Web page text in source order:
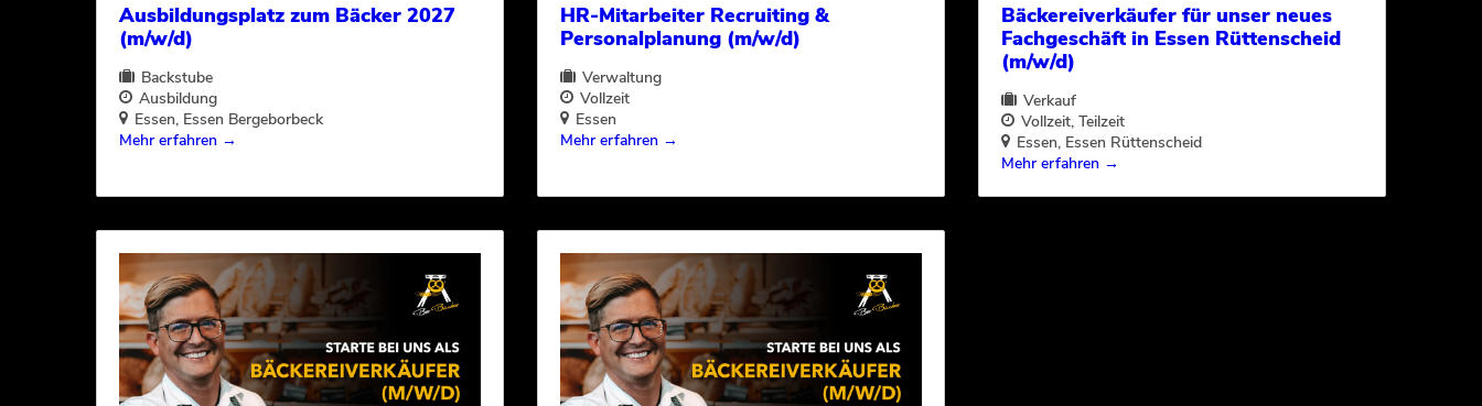
Ausbildungsplatz zum Bäcker 2027
(m/w/d)
Backstube
Ausbildung
Essen Essen Bergeborbeck
Mehr erfahren
HR-Mitarbeiter Recruiting &
Personalplanung (m/w/d)
Verwaltung
Vollzeit
Essen
Mehr erfahren
Bäckereiverkäufer für unser neues
Fachgeschäft in Essen Rüttenscheid
(m/w/d)
Verkauf
Vollzeit Teilzeit
Essen Essen Rüttenscheid
Mehr erfahren